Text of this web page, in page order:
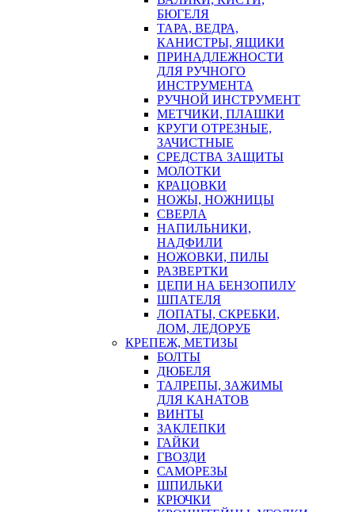
БЮГЕЛЯ
ТАРА, ВЕДРА,
КАНИСТРЫ, ЯЩИКИ
ПРИНАДЛЕЖНОСТИ
ДЛЯ РУЧНОГО
ИНСТРУМЕНТА
РУЧНОЙ ИНСТРУМЕНТ
МЕТЧИКИ, ПЛАШКИ
КРУГИ ОТРЕЗНЫЕ,
ЗАЧИСТНЫЕ
СРЕДСТВА ЗАЩИТЫ
МОЛОТКИ
КРАЦОВКИ
НОЖЫ, НОЖНИЦЫ
СВЕРЛА
НАПИЛЬНИКИ,
НАДФИЛИ
НОЖОВКИ, ПИЛЫ
РАЗВЕРТКИ
ЦЕПИ НА БЕНЗОПИЛУ
ШПАТЕЛЯ
ЛОПАТЫ, СКРЕБКИ,
ЛОМ, ЛЕДОРУБ
КРЕПЕЖ, МЕТИЗЫ
БОЛТЫ
ДЮБЕЛЯ
ТАЛРЕПЫ, ЗАЖИМЫ
ДЛЯ КАНАТОВ
ВИНТЫ
ЗАКЛЕПКИ
ГАЙКИ
ГВОЗДИ
САМОРЕЗЫ
ШПИЛЬКИ
КРЮЧКИ